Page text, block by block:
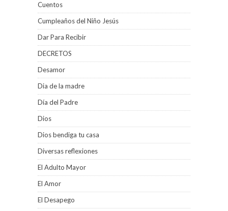
Cuentos
Cumpleaños del Niño Jesús
Dar Para Recibir
DECRETOS
Desamor
Dia de la madre
Día del Padre
Dios
Dios bendiga tu casa
Diversas reflexiones
El Adulto Mayor
El Amor
El Desapego